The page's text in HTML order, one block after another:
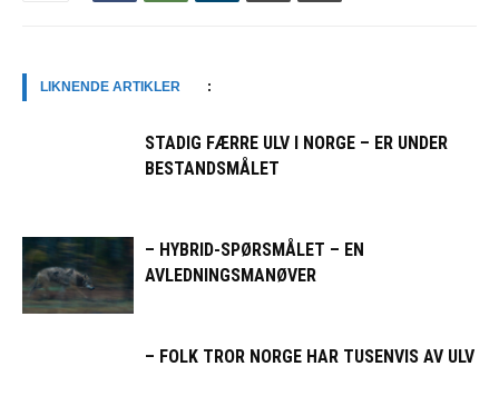
LIKNENDE ARTIKLER :
STADIG FÆRRE ULV I NORGE – ER UNDER
BESTANDSMÅLET
– HYBRID-SPØRSMÅLET – EN
AVLEDNINGSMANØVER
– FOLK TROR NORGE HAR TUSENVIS AV ULV